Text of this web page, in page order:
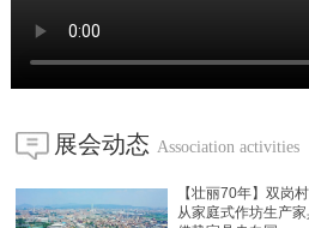
展会动态 Association activities
【壮丽70年】双岗
从家庭式作坊生产